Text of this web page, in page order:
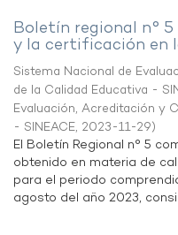
Boletín regional n°
y la certificación en
Sistema Nacional de
de la Calidad Educativa -
Evaluación, Acreditación y
- SINEACE, 2023-11-29)
El Boletín Regional n° 5
obtenido en materia de
para el periodo
agosto del año 2023,